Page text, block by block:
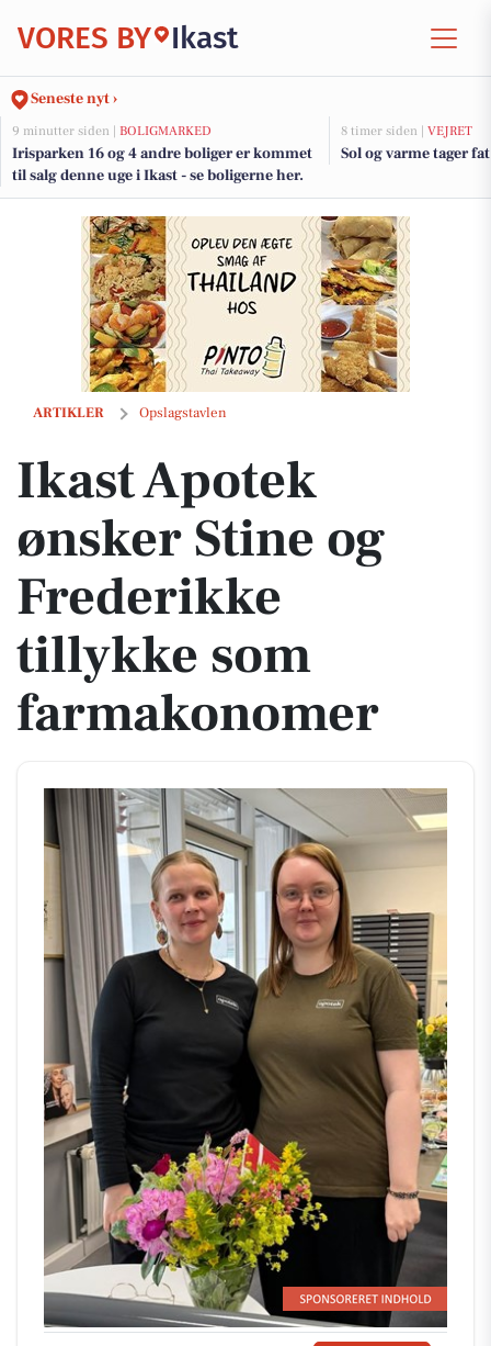
VORES BY Ikast
Seneste nyt ›
9 minutter siden | BOLIGMARKED
Irisparken 16 og 4 andre boliger er kommet
til salg denne uge i Ikast - se boligerne her.
8 timer siden | VEJRET
Sol og varme tager
ARTIKLER Opslagstavlen
Ikast Apotek ønsker Stine og Frederikke tillykke som farmakonomer
Ikast Apotek
ønsker Stine og
Frederikke
tillykke som
farmakonomer